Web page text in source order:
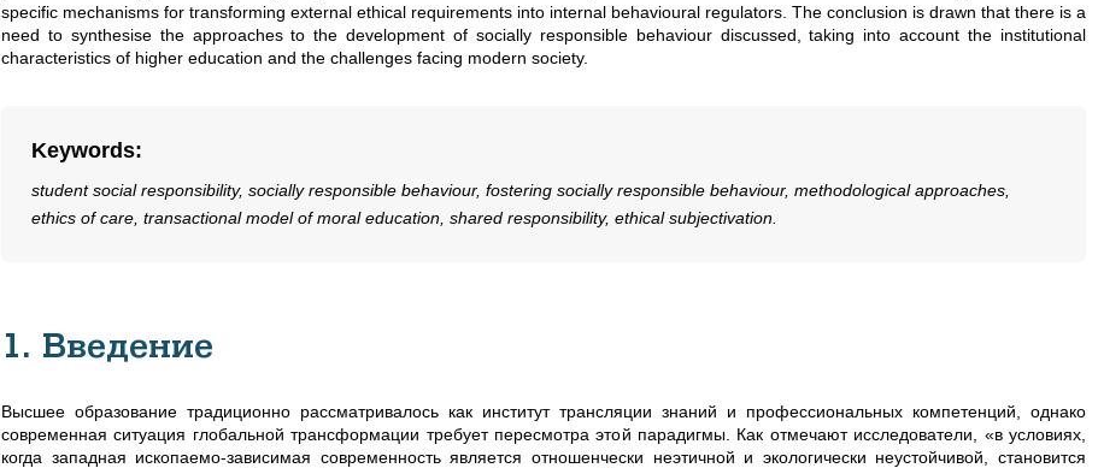
specific mechanisms for transforming external ethical requirements into internal behavioural regulators. The conclusion is drawn that there is a
need to synthesise the approaches to the development of socially responsible behaviour discussed, taking into account the institutional
characteristics of higher education and the challenges facing modern society.
Keywords:
student social responsibility, socially responsible behaviour, fostering socially responsible behaviour, methodological approaches,
ethics of care, transactional model of moral education, shared responsibility, ethical subjectivation.
1. Введение
Высшее образование традиционно рассматривалось как институт трансляции знаний и профессиональных компетенций, однако
современная ситуация глобальной трансформации требует пересмотра этой парадигмы. Как отмечают исследователи, «в условиях,
когда западная ископаемо-зависимая современность является отношенчески неэтичной и экологически неустойчивой, становится